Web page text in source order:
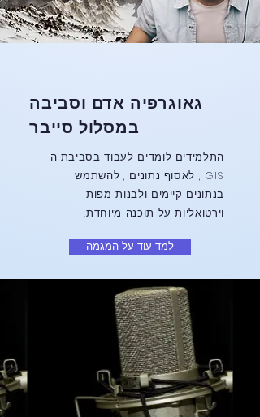
גאוגרפיה אדם וסביבה
במסלול סייבר
התלמידים לומדים לעבוד בסביבת ה
GIS , לאסוף נתונים , להשתמש
בנתונים קיימים ולבנות מפות
וירטואליות על תוכנה מיוחדת.
למד עוד על המגמה